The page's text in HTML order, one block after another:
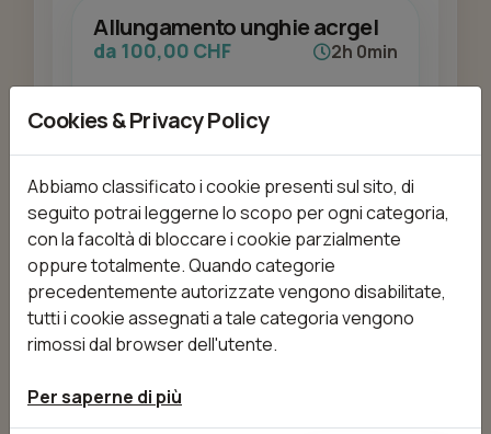
Allungamento unghie acrgel
da 100,00 CHF 2h 0min
Aggiungi
Biorivitalizzazione
da 180,00 CHF 60min
Cookies & Privacy Policy
Abbiamo classificato i cookie presenti sul sito, di
seguito potrai leggerne lo scopo per ogni categoria,
con la facoltà di bloccare i cookie parzialmente
oppure totalmente. Quando categorie
precedentemente autorizzate vengono disabilitate,
tutti i cookie assegnati a tale categoria vengono
rimossi dal browser dell'utente.
Per saperne di più